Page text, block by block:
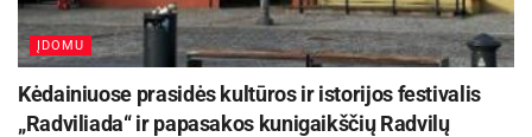
ĮDOMU
Kėdainiuose prasidės kultūros ir istorijos festivalis
„Radviliada“ ir papasakos kunigaikščių Radvilų